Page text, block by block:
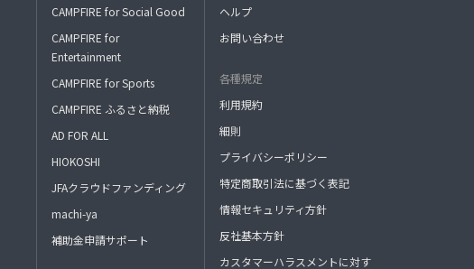
CAMPFIRE for Social Good
CAMPFIRE for
Entertainment
CAMPFIRE for Sports
CAMPFIRE ふるさと納税
AD FOR ALL
HIOKOSHI
JFAクラウドファンディング
machi-ya
補助金申請サポート
ヘルプ
お問い合わせ
各種規定
利用規約
細則
プライバシーポリシー
特定商取引法に基づく表記
情報セキュリティ方針
反社基本方針
カスタマーハラスメントに対す